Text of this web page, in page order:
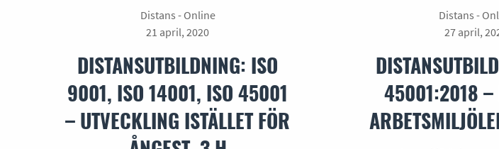
Distans - Online
21 april, 2020
DISTANSUTBILDNING: ISO
9001, ISO 14001, ISO 45001
– UTVECKLING ISTÄLLET FÖR
Distans -
27 april,
45001:2018 –